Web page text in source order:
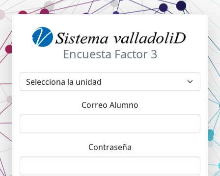
Encuesta Factor 3
Correo Alumno
Contraseña